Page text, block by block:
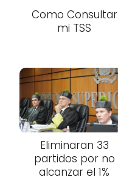
Como Consultar
mi TSS
Eliminaran 33
partidos por no
alcanzar el 1%